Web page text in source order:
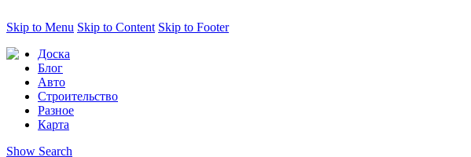
Skip to Menu Skip to Content Skip to Footer
Доска
Блог
Авто
Строительство
Разное
Карта
Show Search